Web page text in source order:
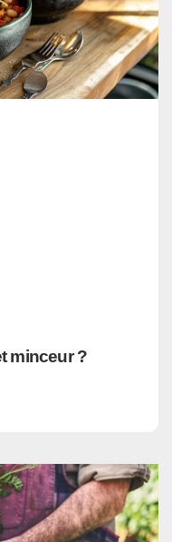
minceur ?